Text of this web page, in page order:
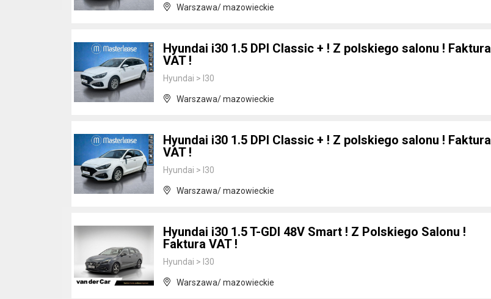
Warszawa/ mazowieckie
Hyundai i30 1.5 DPI Classic + ! Z polskiego salonu ! Faktura
VAT !
Hyundai > I30
Warszawa/ mazowieckie
Hyundai i30 1.5 DPI Classic + ! Z polskiego salonu ! Faktura
VAT !
Hyundai > I30
Warszawa/ mazowieckie
Hyundai i30 1.5 T-GDI 48V Smart ! Z Polskiego Salonu !
Faktura VAT !
Hyundai > I30
Warszawa/ mazowieckie